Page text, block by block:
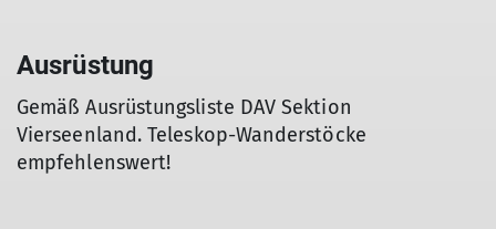
Ausrüstung
Gemäß Ausrüstungsliste DAV Sektion
Vierseenland. Teleskop-Wanderstöcke
empfehlenswert!